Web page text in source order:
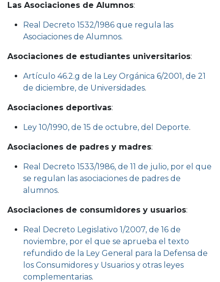
Las Asociaciones de Alumnos:
Real Decreto 1532/1986 que regula las
Asociaciones de Alumnos.
Asociaciones de estudiantes universitarios:
Artículo 46.2.g de la Ley Orgánica 6/2001, de 21
de diciembre, de Universidades.
Asociaciones deportivas:
Ley 10/1990, de 15 de octubre, del Deporte.
Asociaciones de padres y madres:
Real Decreto 1533/1986, de 11 de julio, por el que
se regulan las asociaciones de padres de
alumnos.
Asociaciones de consumidores y usuarios:
Real Decreto Legislativo 1/2007, de 16 de
noviembre, por el que se aprueba el texto
refundido de la Ley General para la Defensa de
los Consumidores y Usuarios y otras leyes
complementarias.